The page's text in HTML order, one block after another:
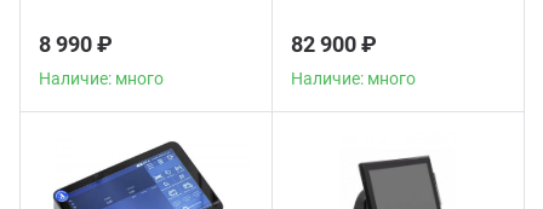
8 990 ₽
Наличие: много
82 900 ₽
Наличие: много